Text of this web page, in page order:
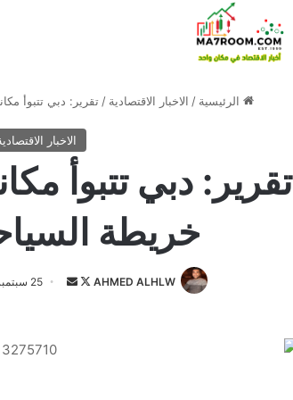
الرئيسية / الاخبار الاقتصادية / تقرير: دبي تتبوأ
الاخبار
تقرير: دبي تتبوأ
خريطة
AHMED ALHLW
تابعأرسل 25 سبتمبر,2014